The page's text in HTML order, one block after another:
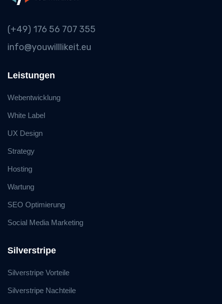
(+49) 176 56 707 355
info@youwilllikeit.eu
Leistungen
Webentwicklung
White Label
UX Design
Strategy
Hosting
Wartung
SEO Optimierung
Social Media Marketing
Silverstripe
Silverstripe Vorteile
Silverstripe Nachteile